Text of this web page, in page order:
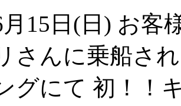
月15日(日) お客
さんに乗船さ
グにて 初！！